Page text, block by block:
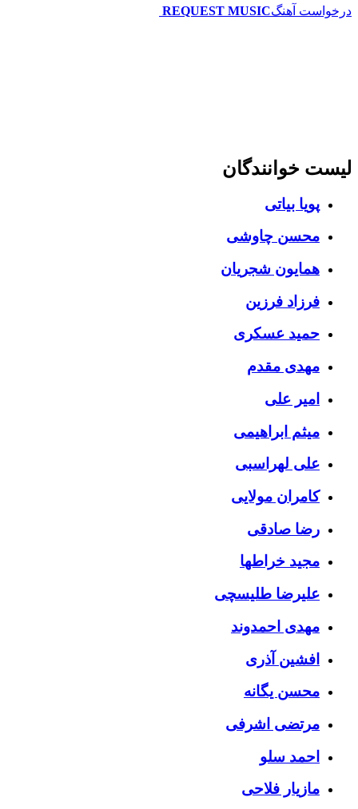
درخواست آهنگREQUEST MUSIC
لیست خوانندگان
پویا بیاتی
محسن چاوشی
همایون شجریان
فرزاد فرزین
حمید عسکری
مهدی مقدم
امیر علی
میثم ابراهیمی
علی لهراسبی
کامران مولایی
رضا صادقی
مجید خراطها
علیرضا طلیسچی
مهدی احمدوند
افشین آذری
محسن یگانه
مرتضی اشرفی
احمد سلو
مازیار فلاحی